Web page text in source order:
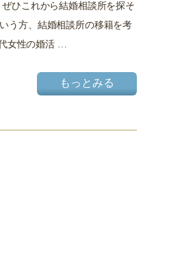
ひこれから結婚相談所を探そ
う方、結婚相談所の移籍を考
女性の婚活 …
もっとみる